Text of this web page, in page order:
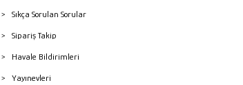
Sıkça Sorulan Sorular
Sipariş Takip
Havale Bildirimleri
Yayınevleri